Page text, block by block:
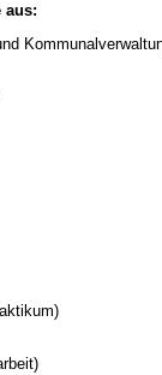
aus: